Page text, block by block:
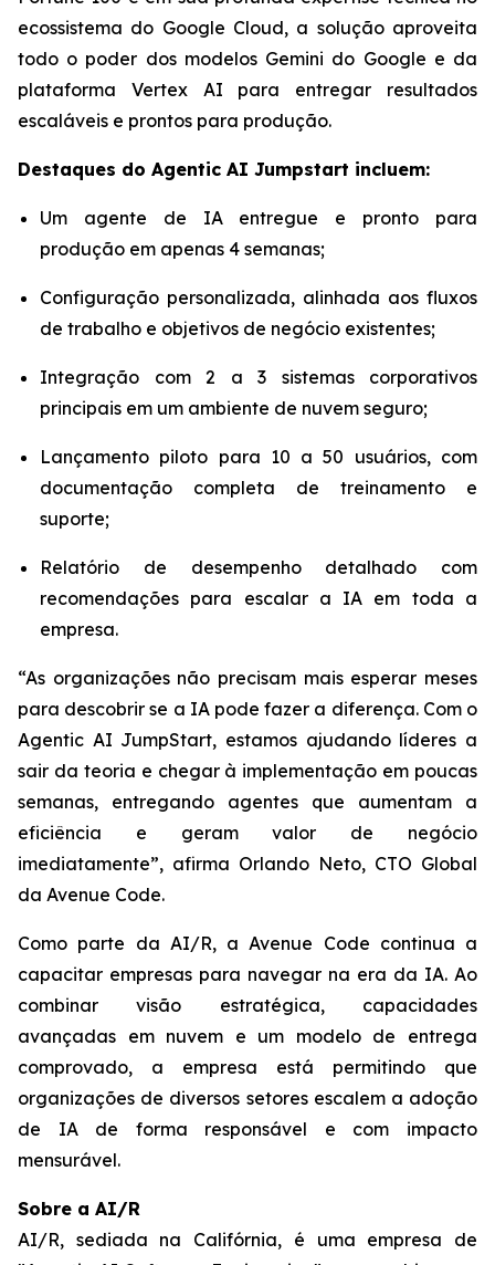
ecossistema do Google Cloud, a solução aproveita
todo o poder dos modelos Gemini do Google e da
plataforma Vertex AI para entregar resultados
escaláveis e prontos para produção.
Destaques do Agentic AI Jumpstart incluem:
Um agente de IA entregue e pronto para
produção em apenas 4 semanas;
Configuração personalizada, alinhada aos fluxos
de trabalho e objetivos de negócio existentes;
Integração com 2 a 3 sistemas corporativos
principais em um ambiente de nuvem seguro;
Lançamento piloto para 10 a 50 usuários, com
documentação completa de treinamento e
suporte;
Relatório de desempenho detalhado com
recomendações para escalar a IA em toda a
empresa.
“As organizações não precisam mais esperar meses
para descobrir se a IA pode fazer a diferença. Com o
Agentic AI JumpStart, estamos ajudando líderes a
sair da teoria e chegar à implementação em poucas
semanas, entregando agentes que aumentam a
eficiência e geram valor de negócio
imediatamente”, afirma Orlando Neto, CTO Global
da Avenue Code.
Como parte da AI/R, a Avenue Code continua a
capacitar empresas para navegar na era da IA. Ao
combinar visão estratégica, capacidades
avançadas em nuvem e um modelo de entrega
comprovado, a empresa está permitindo que
organizações de diversos setores escalem a adoção
de IA de forma responsável e com impacto
mensurável.
Sobre a AI/R
AI/R, sediada na Califórnia, é uma empresa de